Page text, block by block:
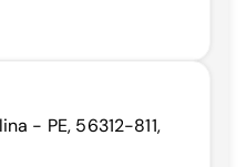
- PE, 56312-811,